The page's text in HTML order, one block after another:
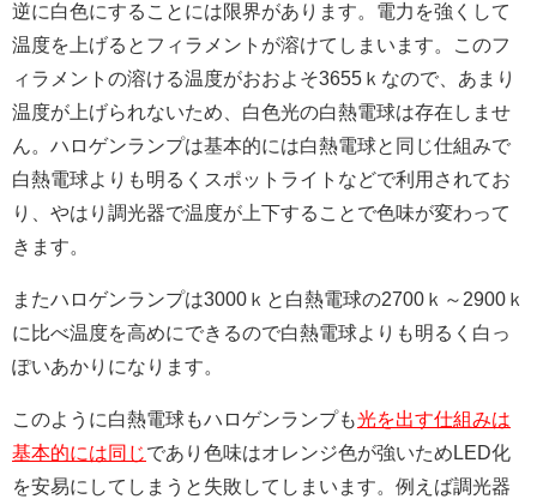
逆に白色にすることには限界があります。電力を強くして
温度を上げるとフィラメントが溶けてしまいます。このフ
ィラメントの溶ける温度がおおよそ3655ｋなので、あまり
温度が上げられないため、白色光の白熱電球は存在しませ
ん。 ハロゲンランプは基本的には白熱電球と同じ仕組みで
白熱電球よりも明るくスポットライトなどで利用されてお
り、やはり調光器で温度が上下することで色味が変わって
きます。
またハロゲンランプは3000ｋと白熱電球の2700ｋ～2900ｋ
に比べ温度を高めにできるので白熱電球よりも明るく白っ
ぽいあかりになります。
このように白熱電球もハロゲンランプも光を出す仕組みは
基本的には同じであり色味はオレンジ色が強いためLED化
を安易にしてしまうと失敗してしまいます。例えば調光器